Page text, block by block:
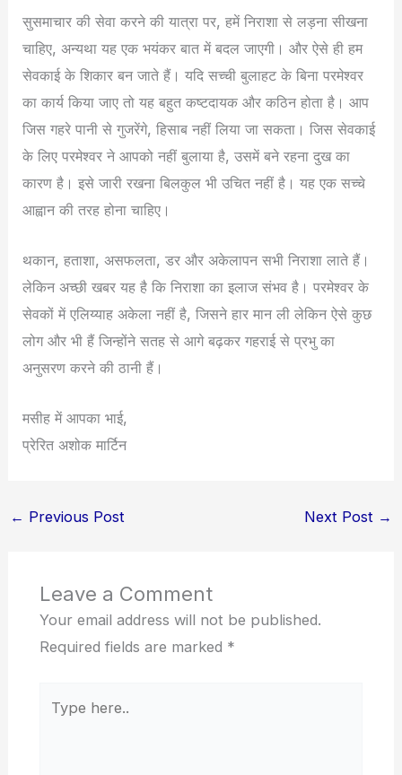
सुसमाचार की सेवा करने की यात्रा पर, हमें निराशा से लड़ना सीखना
चाहिए, अन्यथा यह एक भयंकर बात में बदल जाएगी। और ऐसे ही हम
सेवकाई के शिकार बन जाते हैं। यदि सच्ची बुलाहट के बिना परमेश्वर
का कार्य किया जाए तो यह बहुत कष्टदायक और कठिन होता है। आप
जिस गहरे पानी से गुजरेंगे, हिसाब नहीं लिया जा सकता। जिस सेवकाई
के लिए परमेश्वर ने आपको नहीं बुलाया है, उसमें बने रहना दुख का
कारण है। इसे जारी रखना बिलकुल भी उचित नहीं है। यह एक सच्चे
आह्वान की तरह होना चाहिए।
थकान, हताशा, असफलता, डर और अकेलापन सभी निराशा लाते हैं।
लेकिन अच्छी खबर यह है कि निराशा का इलाज संभव है। परमेश्वर के
सेवकों में एलिय्याह अकेला नहीं है, जिसने हार मान ली लेकिन ऐसे कुछ
लोग और भी हैं जिन्होंने सतह से आगे बढ़कर गहराई से प्रभु का
अनुसरण करने की ठानी हैं।
मसीह में आपका भाई,
प्रेरित अशोक मार्टिन
← Previous Post Next Post →
Leave a Comment
Your email address will not be published.
Required fields are marked *
here..